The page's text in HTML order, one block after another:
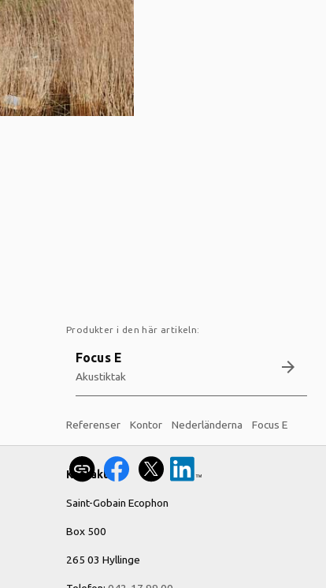
Produkter i den här artikeln:
Focus E
Akustiktak arrow_forward
Referenser Kontor Nederländerna Focus E
Kontakt
Saint-Gobain Ecophon
Box 500
265 03 Hyllinge